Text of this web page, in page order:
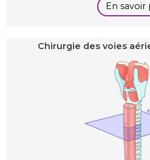
En savoir
Chirurgie des voies